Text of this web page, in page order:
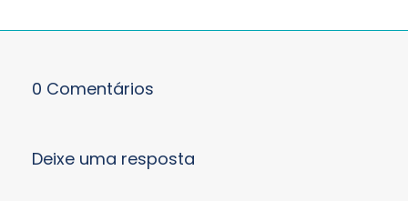
0 Comentários
Deixe uma resposta